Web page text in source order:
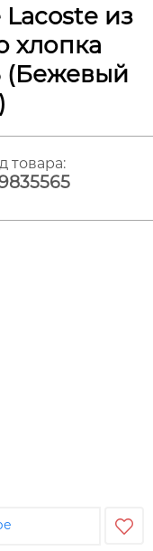
из
хлопка
(Бежевый
товара: